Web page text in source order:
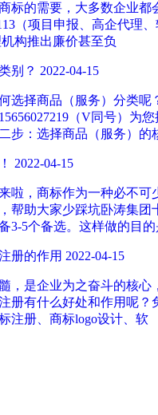
标的需要，大多数企业
（项目申报、高企代
构推出廉价甚至负
别？ 2022-04-15
选择商品（服务）分类
（V同号）为
步：选择商品（服务）的
2022-04-15
啦，商标作为一种必不
帮助大家少踩坑卧涛集
3-5个备选。这样做的目
册的作用 2022-04-15
，是企业为之奋斗的核
册有什么好处和作用呢
注册、商标logo设计、软